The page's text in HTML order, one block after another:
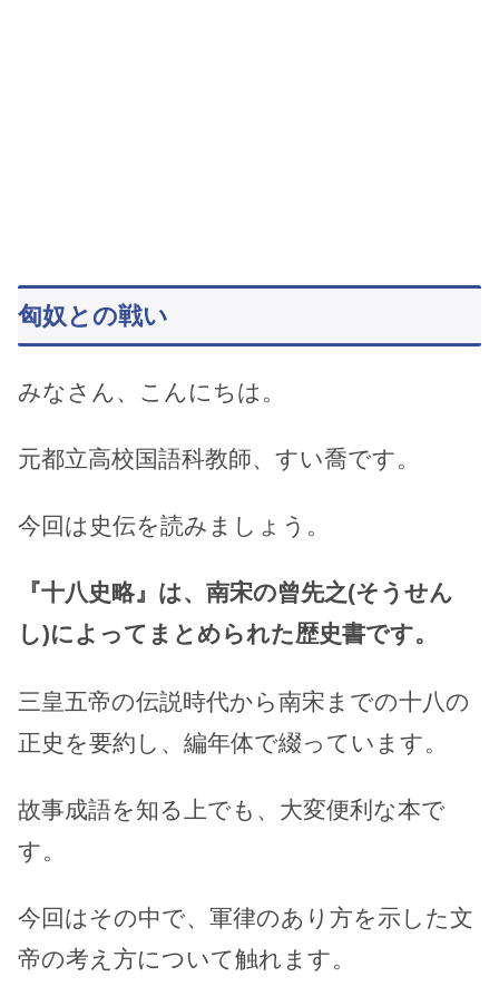
匈奴との戦い
みなさん、こんにちは。
元都立高校国語科教師、すい喬です。
今回は史伝を読みましょう。
『十八史略』は、南宋の曾先之(そうせん
し)によってまとめられた歴史書です。
三皇五帝の伝説時代から南宋までの十八の
正史を要約し、編年体で綴っています。
故事成語を知る上でも、大変便利な本で
す。
今回はその中で、軍律のあり方を示した文
帝の考え方について触れます。